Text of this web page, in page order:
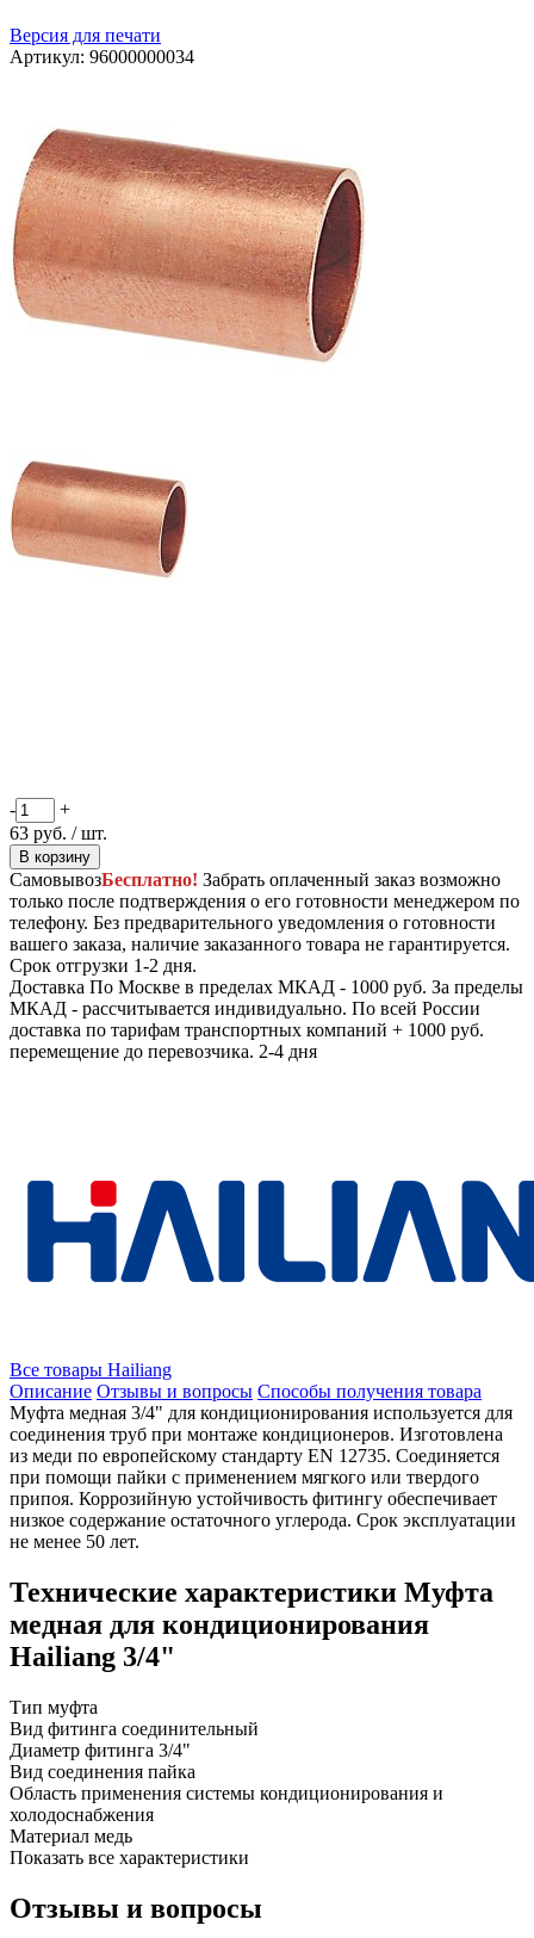
Версия для печати
Артикул: 96000000034
-
+
63 руб. / шт.
В корзину
СамовывозБесплатно! Забрать оплаченный заказ возможно
только после подтверждения о его готовности менеджером по
телефону. Без предварительного уведомления о готовности
вашего заказа, наличие заказанного товара не гарантируется.
Срок отгрузки 1-2 дня.
Доставка По Москве в пределах МКАД - 1000 руб. За пределы
МКАД - рассчитывается индивидуально. По всей России
доставка по тарифам транспортных компаний + 1000 руб.
перемещение до перевозчика. 2-4 дня
Все товары Hailiang
Описание Отзывы и вопросы Способы получения товара
Муфта медная 3/4" для кондиционирования используется для
соединения труб при монтаже кондиционеров. Изготовлена
из меди по европейскому стандарту EN 12735. Соединяется
при помощи пайки с применением мягкого или твердого
припоя. Коррозийную устойчивость фитингу обеспечивает
низкое содержание остаточного углерода. Срок эксплуатации
не менее 50 лет.
Технические характеристики Муфта
медная для кондиционирования
Hailiang 3/4"
Тип муфта
Вид фитинга соединительный
Диаметр фитинга 3/4"
Вид соединения пайка
Область применения системы кондиционирования и
холодоснабжения
Материал медь
Показать все характеристики
Отзывы и вопросы